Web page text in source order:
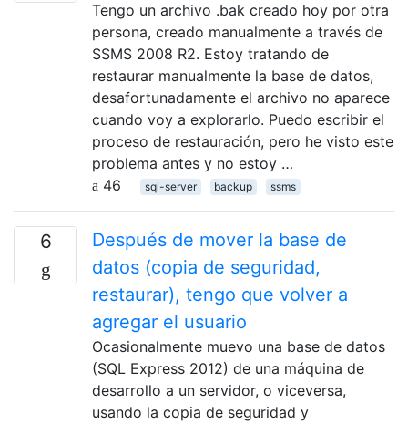
Tengo un archivo .bak creado hoy por otra
persona, creado manualmente a través de
SSMS 2008 R2. Estoy tratando de
restaurar manualmente la base de datos,
desafortunadamente el archivo no aparece
cuando voy a explorarlo. Puedo escribir el
proceso de restauración, pero he visto este
problema antes y no estoy …
46
sql-server backup ssms
6
Después de mover la base de
datos (copia de seguridad,
restaurar), tengo que volver a
agregar el usuario
Ocasionalmente muevo una base de datos
(SQL Express 2012) de una máquina de
desarrollo a un servidor, o viceversa,
usando la copia de seguridad y